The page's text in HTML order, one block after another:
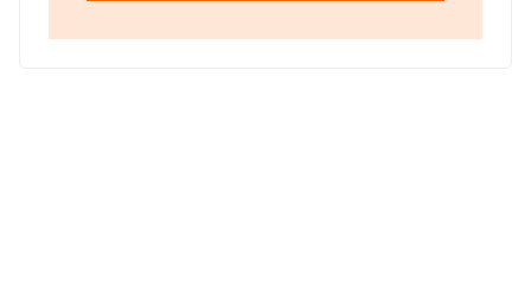
desde la constitución. La media de empleados es de 4.